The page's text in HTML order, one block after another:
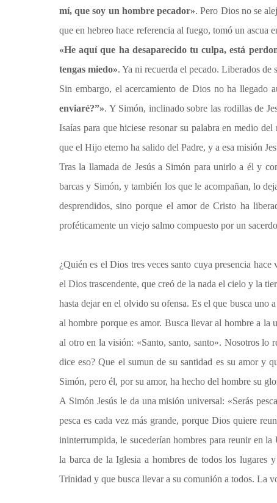
mí, que soy un hombre pecador». Pero Dios no se
que en hebreo hace referencia al fuego, tomó un ascua
«He aquí que ha desaparecido tu culpa, está
tengas miedo». Ya ni recuerda el pecado. Liberados de
Sin embargo, el acercamiento de Dios no ha llegado
enviaré?”». Y Simón, inclinado sobre las rodillas de
Isaías para que hiciese resonar su palabra en medio
que el Hijo eterno ha salido del Padre, y a esa misión
Tras la llamada de Jesús a Simón para unirlo a él y
barcas y Simón, y también los que le acompañan, lo
desprendidos, sino porque el amor de Cristo ha
proféticamente un viejo salmo compuesto por un
¿Quién es el Dios tres veces santo cuya presencia
el Dios trascendente, que creó de la nada el cielo y la
hasta dejar en el olvido su ofensa. Es el que busca uno
al hombre porque es amor. Busca llevar al hombre a
al otro en la visión: «Santo, santo, santo». Nosotros lo
dice eso? Que el sumun de su santidad es su amor y
Simón, pero él, por su amor, ha hecho del hombre su
A Simón Jesús le da una misión universal: «Serás
pesca es cada vez más grande, porque Dios quiere
ininterrumpida, le sucederían hombres para reunir en la
la barca de la Iglesia a hombres de todos los lugares
Trinidad y que busca llevar a su comunión a todos. La